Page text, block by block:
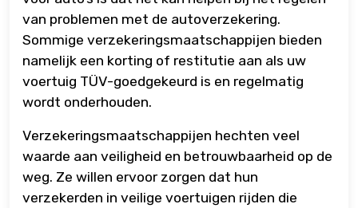
van problemen met de autoverzekering.
Sommige verzekeringsmaatschappijen bieden
namelijk een korting of restitutie aan als uw
voertuig TÜV-goedgekeurd is en regelmatig
wordt onderhouden.
Verzekeringsmaatschappijen hechten veel
waarde aan veiligheid en betrouwbaarheid op de
weg. Ze willen ervoor zorgen dat hun
verzekerden in veilige voertuigen rijden die